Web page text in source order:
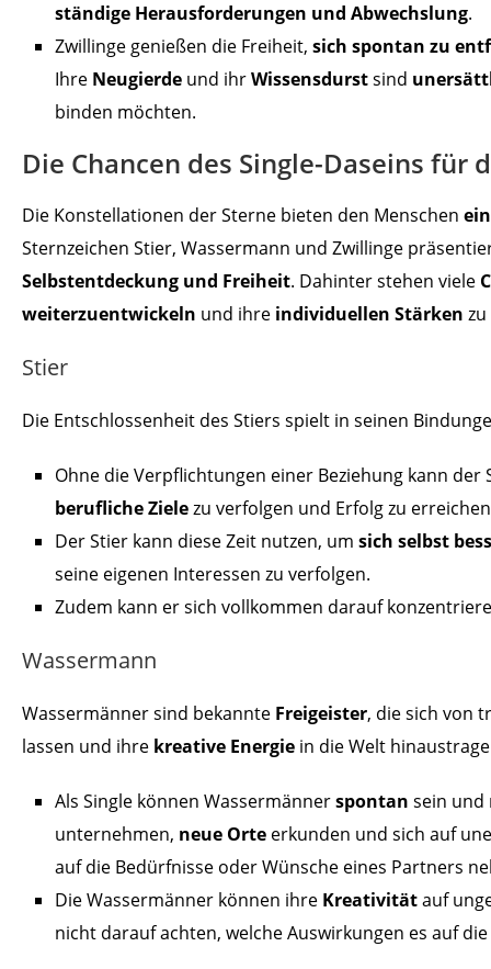
ständige Herausforderungen und Abwechslung.
Zwillinge genießen die Freiheit, sich spontan zu
Ihre Neugierde und ihrWissensdurstsind
binden möchten.
Die Chancen des Single-Daseins für
Die Konstellationen der Sterne bieten den Menschen
Sternzeichen Stier, Wassermann und Zwillinge
Selbstentdeckung und Freiheit. Dahinter stehen viele
weiterzuentwickeln und ihre individuellen Stärken
Stier
Die Entschlossenheit des Stiers spielt in seinen
Ohne die Verpflichtungen einer Beziehung kann der
berufliche Zielezu verfolgen und Erfolg zu
Der Stier kann diese Zeit nutzen, um sich selbst
seine eigenen Interessen zu verfolgen.
Zudem kann er sich vollkommen darauf
Wassermann
Wassermänner sind bekannte Freigeister, die sich von
lassen und ihre kreative Energie in die Welt
Als Single können Wassermännerspontan sein
unternehmen, neue Orte erkunden und sich auf
auf die Bedürfnisse oder Wünsche eines Partners
Die Wassermänner können ihre Kreativitätauf
nicht darauf achten, welche Auswirkungen es auf